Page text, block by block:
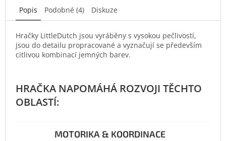
Popis Podobné (4) Diskuze
Hračky LittleDutch jsou vyráběny s vysokou pečlivostí,
jsou do detailu propracované a vyznačují se především
citlivou kombinací jemných barev.
MOTORIKA & KOORDINACE